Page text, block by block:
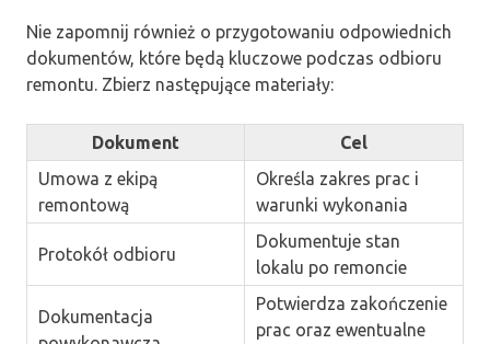
Nie zapomnij również o przygotowaniu odpowiednich
dokumentów, które będą kluczowe podczas odbioru
remontu. Zbierz następujące materiały:
Dokument
Cel
Umowa z ekipą
remontową
Określa zakres prac i
warunki wykonania
Protokół odbioru
Dokumentuje stan
lokalu po remoncie
Dokumentacja
Potwierdza zakończenie
prac oraz ewentualne